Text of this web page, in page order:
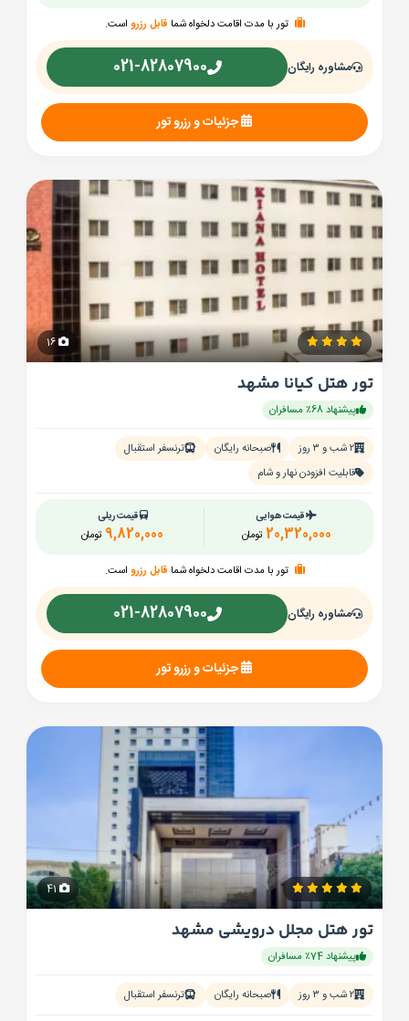
تور با مدت اقامت دلخواه شما قابل رزرو است.
مشاوره رایگان 021-82807900
جزئیات و رزرو تور
تور هتل کیانا مشهد
پیشنهاد 68٪ مسافران
۲ شب و ۳ روز صبحانه رایگان
ترنسفر استقبال
قابلیت افزودن نهار و شام
قیمت هوایی
تومان 20,320,000
قیمت ریلی
تومان 9,820,000
تور با مدت اقامت دلخواه شما قابل رزرو است.
مشاوره رایگان 021-82807900
جزئیات و رزرو تور
41
تور هتل مجلل درویشی مشهد
پیشنهاد 74٪ مسافران
۲ شب و ۳ روز صبحانه رایگان ترنسفر استقبال